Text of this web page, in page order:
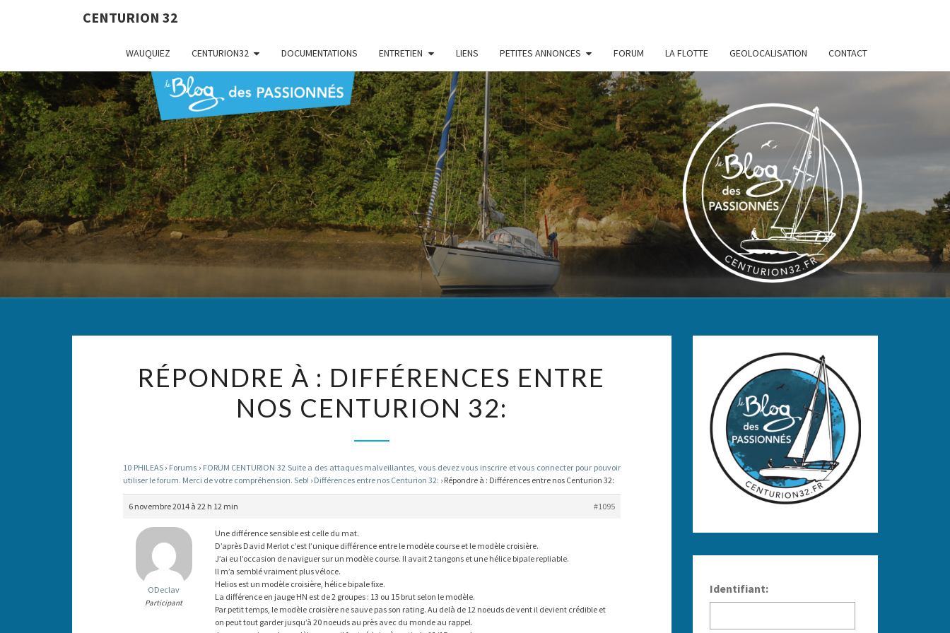
CENTURION 32
WAUQUIEZ CENTURION32 DOCUMENTATIONS ENTRETIEN LIENS PETITES ANNONCES FORUM LA FLOTTE GEOLOCALISATION CONTACT
CENTURION
32
Le Blog
Des
Passionnés
À :
DIFFÉRENCES
ENTRE
NOS
CENTURION
32:
RÉPONDRE À : DIFFÉRENCES ENTRE
NOS CENTURION 32:
10 PHILEAS › Forums › FORUM CENTURION 32 Suite a des attaques malveillantes, vous devez vous inscrire et vous connecter pour pouvoir
utiliser le forum. Merci de votre compréhension. Seb! › Différences entre nos Centurion 32: › Répondre à : Différences entre nos Centurion 32:
6 novembre 2014 à 22 h 12 min #1095
ODeclav
Participant
Une différence sensible est celle du mat.
D’après David Merlot c’est l’unique différence entre le modèle course et le modèle croisière.
J’ai eu l’occasion de naviguer sur un modèle course. Il avait 2 tangons et une hélice bipale repliable.
Il m’a semblé vraiment plus véloce.
Helios est un modèle croisière, hélice bipale fixe.
La différence en jauge HN est de 2 groupes : 13 ou 15 brut selon le modèle.
Par petit temps, le modèle croisière ne sauve pas son rating. Au delà de 12 noeuds de vent il devient crédible et
on peut tout garder jusqu’à 20 noeuds au près avec du monde au rappel.
Identifiant: